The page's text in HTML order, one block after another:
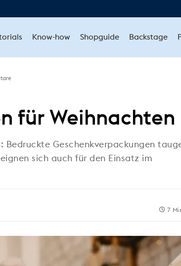
Know-how Shopguide Backstage
für Weihnachten
Bedruckte Geschenkverpackungen
sich auch für den Einsatz im
7